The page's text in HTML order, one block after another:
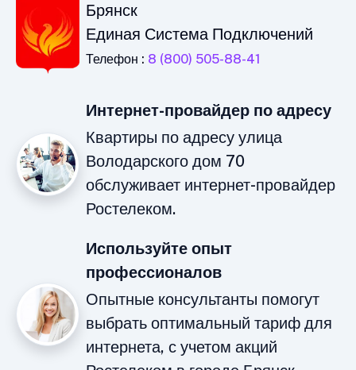
Брянск
Единая Система Подключений
Телефон : 8 (800) 505-88-41
Интернет-провайдер по адресу
Квартиры по адресу улица
Володарского дом 70
обслуживает интернет-провайдер
Ростелеком.
Используйте опыт
профессионалов
Опытные консультанты помогут
выбрать оптимальный тариф для
интернета, с учетом акций